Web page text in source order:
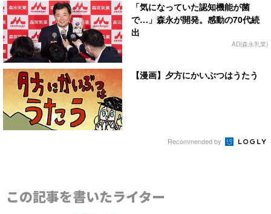
「気になっていた認知機能が菌
で…」森永が開発。感動の70代続
出
AD(森永乳業)
【漫画】夕方にかいぶつはうたう
Recommended by
この記事を書いたライター